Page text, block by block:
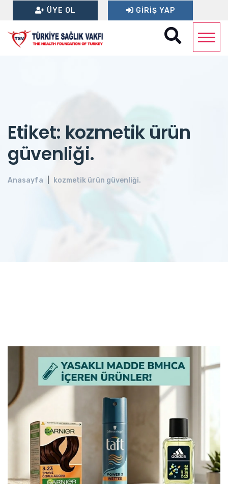
ÜYE OL GIRIŞ YAP
Etiket: kozmetik ürün
güvenliği.
Anasayfa kozmetik ürün güvenliği.